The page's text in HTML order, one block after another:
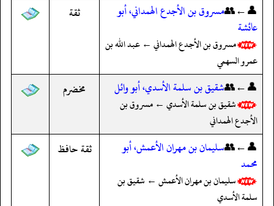
👤←👥مسروق بن الأجدع الهمداني، أبو
عائشة
مسروق بن الأجدع الهمداني ← عبد الله بن
عمرو السهمي
ثقة
👤←👥شقيق بن سلمة الأسدي، أبو وائل
شقيق بن سلمة الأسدي ← مسروق بن
الأجدع الهمداني
مخضرم
👤←👥سليمان بن مهران الأعمش، أبو
محمد
سليمان بن مهران الأعمش ← شقيق بن
سلمة الأسدي
ثقة حافظ